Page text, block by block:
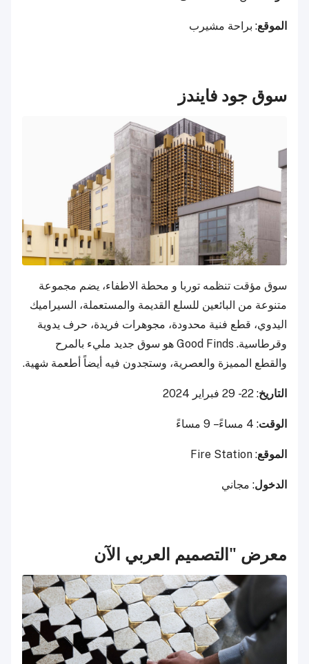
الموقع: براحة مشيرب
سوق جود فايندز
سوق مؤقت تنظمه توربا و محطة الاطفاء، يضم مجموعة
متنوعة من البائعين للسلع القديمة والمستعملة، السيراميك
اليدوي، قطع فنية محدودة، مجوهرات فريدة، حرف يدوية
وقرطاسية. Good Finds هو سوق جديد مليء بالمرح
والقطع المميزة والعصرية، وستجدون فيه أيضاً أطعمة شهية.
التاريخ: 22 - 29 فبراير 2024
الوقت: 4 مساءً – 9 مساءً
الموقع: Fire Station
الدخول: مجاني
معرض "التصميم العربي الآن